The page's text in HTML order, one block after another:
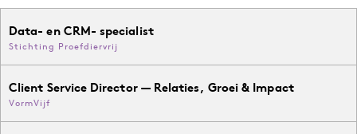
Data- en CRM- specialist
Stichting Proefdiervrij
Client Service Director — Relaties, Groei & Impact
VormVijf